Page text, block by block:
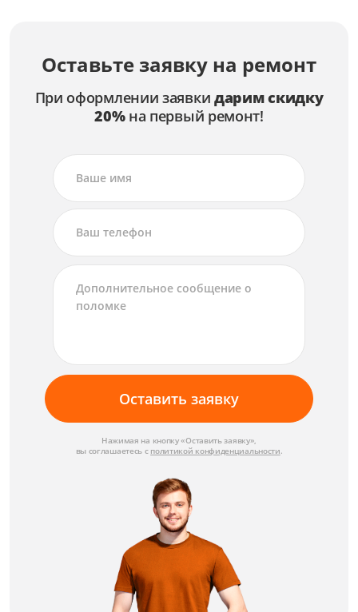
Оставьте заявку на ремонт
При оформлении заявки дарим скидку
20%на первый ремонт!
Оставить заявку
Нажимая на кнопку «Оставить заявку»,
вы соглашаетесь с политикой конфиденциальности.